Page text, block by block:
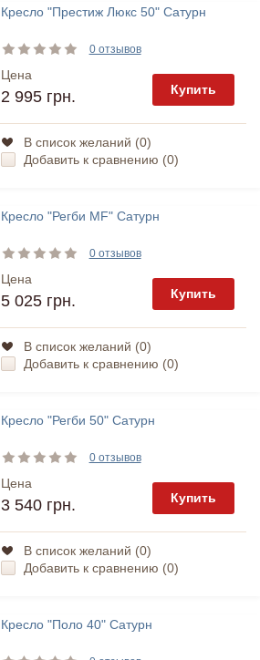
Кресло "Престиж Люкс 50" Сатурн
0 отзывов
Цена
2 995 грн. Купить
В список желаний (0)
Добавить к сравнению (0)
Кресло "Регби MF" Сатурн
0 отзывов
Цена
5 025 грн. Купить
В список желаний (0)
Добавить к сравнению (0)
Кресло "Регби 50" Сатурн
0 отзывов
Цена
3 540 грн. Купить
В список желаний (0)
Добавить к сравнению (0)
Кресло "Поло 40" Сатурн